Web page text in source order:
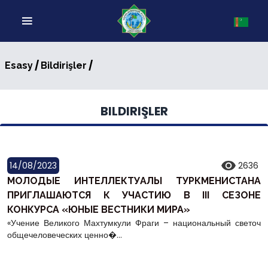
Esasy/ Bildirişler /
BILDIRIŞLER
14/08/2023 2636
МОЛОДЫЕ ИНТЕЛЛЕКТУАЛЫ ТУРКМЕНИСТАНА
ПРИГЛАШАЮТСЯ К УЧАСТИЮ В III СЕЗОНЕ
КОНКУРСА «ЮНЫЕ ВЕСТНИКИ МИРА»
«Учение Великого Махтумкули Фраги – национальный светоч
общечеловеческих ценно�...